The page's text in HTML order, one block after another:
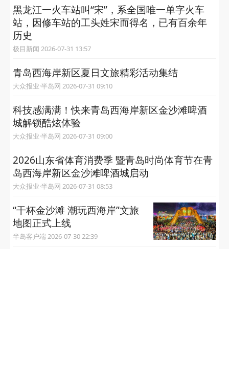
黑龙江一火车站叫“宋”，系全国唯一单字火车
站，因修车站的工头姓宋而得名，已有百余年
历史
极目新闻 2026-07-31 13:57
青岛西海岸新区夏日文旅精彩活动集结
大众报业·半岛网 2026-07-31 09:10
科技感满满！快来青岛西海岸新区金沙滩啤酒
城解锁酷炫体验
大众报业·半岛网 2026-07-31 09:00
2026山东省体育消费季 暨青岛时尚体育节在青
岛西海岸新区金沙滩啤酒城启动
大众报业·半岛网 2026-07-31 08:53
“干杯金沙滩 潮玩西海岸”文旅
地图正式上线
半岛客户端 2026-07-30 22:39